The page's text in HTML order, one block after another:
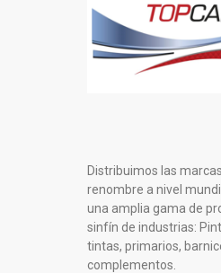
Distribuimos las
renombre a nivel
una amplia gama de
sinfín de industrias:
tintas, primarios,
complementos.